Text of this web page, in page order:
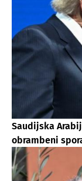
Saudijska
obrambeni